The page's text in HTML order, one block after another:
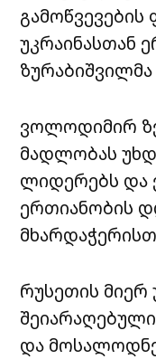
უკრაინასთან
ვოლოდიმირ
მადლობას
ლიდერებს და
ერთიანობის
რუსეთის მიერ
და